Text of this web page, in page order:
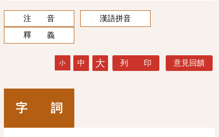
注 音
漢語拼音
釋 義
小 中 大 列 印 意見回饋
字 詞